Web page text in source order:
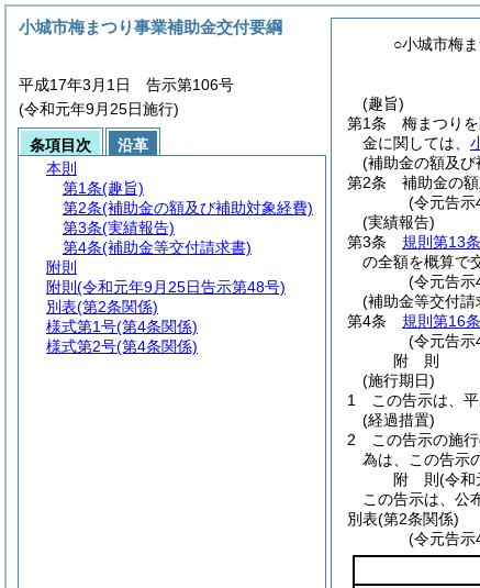
○小城市梅
(趣旨)
第1条
梅まつり
金に関しては、
(補助金の額及び
第2条
補助金の
(令元告示
(実績報告)
第3条
規則第13条
の全額を概算で
(令元告示
(補助金等交付請
第4条
規則第16
(令元告示
附 則
(施行期日)
1
この告示は、
(経過措置)
2
この告示の施
為は、この告示
附 則(令和
この告示は、公
別表(第2条関係)
(令元告示
小城市梅まつり事業補助金交付要綱
平成17年3月1日 告示第106号
(令和元年9月25日施行)
条項目次
沿革
本則
第1条(趣旨)
第2条(補助金の額及び補助対象経費)
第3条(実績報告)
第4条(補助金等交付請求書)
附則
附則 (令和元年9月25日告示第48号)
別表(第2条関係)
様式第1号(第4条関係)
様式第2号(第4条関係)